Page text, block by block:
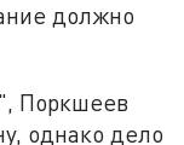
должно
Поркшеев
однако дело